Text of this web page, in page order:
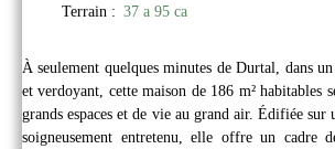
Terrain : 37 a 95 ca
À seulement quelques minutes de Durtal, dans
et verdoyant, cette maison de 186 m² habitables
grands espaces et de vie au grand air. Édifiée sur
soigneusement entretenu, elle offre un cadre